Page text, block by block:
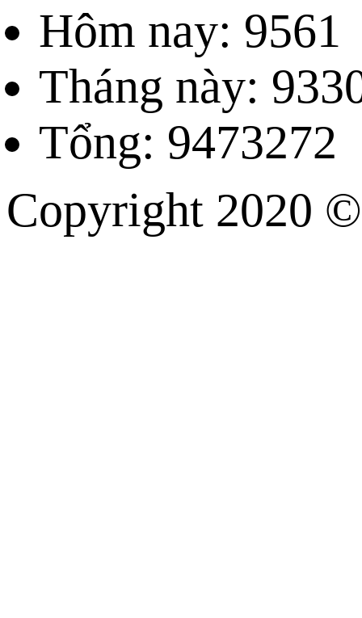
Hôm nay: 9561
Tháng này:
Tổng: 9473272
Copyright 2020